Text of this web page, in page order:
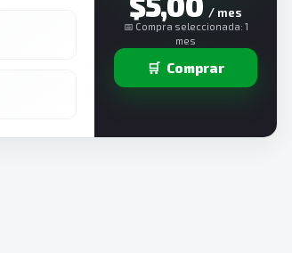
/ mes
📅 Compra seleccionada: 1
mes
🛒 Comprar